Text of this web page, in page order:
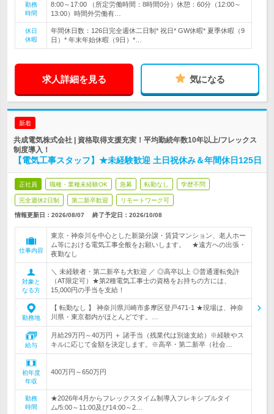
勤務
時間
8:00～17:00 （所定労働時間：8時間0分）休憩：60分（12:00～
13:00）時間外労働有…
休日
休暇
年間休日数：126日完全週休二日制* 祝日* GW休暇* 夏季休暇（9
日）* 年末年始休暇（9日）*…
求人詳細を見る 気になる
新着
共成電気株式会社 | 資格取得支援充実！平均勤続年数10年以上/フレックス
制度導入！
【電気工事スタッフ】★未経験歓迎 土日祝休み＆年間休日125日
正社員 職種・業種未経験OK 急募 転勤なし 学歴不問
完全週休2日制 第二新卒歓迎 リモートワーク可
情報更新日：2026/08/07 終了予定日： 2026/10/08
仕事内容
東京・神奈川を中心とした新築分譲・賃貸マンション、老人ホー
ム等における電気工事全般をお願いします。 ★遠方への出張・
夜勤なし
対象と
なる方
＼ 未経験者・第二新卒も大歓迎 ／ ◎高卒以上 ◎普通運転免許
（AT限定可）★第2種電気工事士の資格をお持ちの方には、
15,000円の手当を支給！
勤務地
【 転勤なし 】 神奈川県川崎市多摩区登戸471-1 ★現場は、神奈
川県・東京都内がほとんどです。…
給与
月給29万円～40万円 ＋ 諸手当（残業代は別途支給）※経験やス
キルに応じて金額を決定します。※高卒・第二新卒（社会…
初年度
年収
400万円～650万円
勤務
時間
★2026年4月からフレックスタイム制導入フレキシブルタイ
ム/5:00～11:00及び14:00～2…